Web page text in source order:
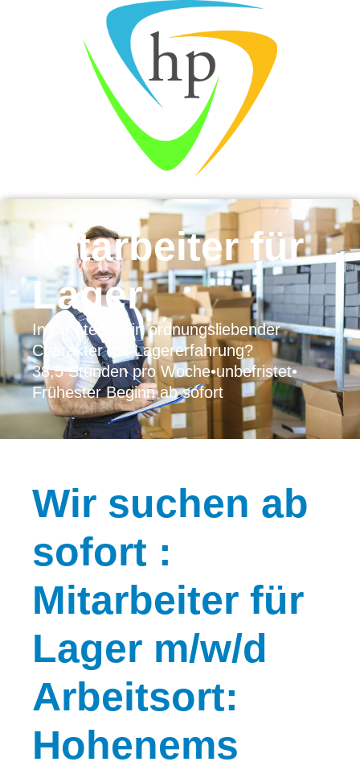
Mitarbeiter für
Lager
In Dir steckt ein ordnungsliebender
Charakter mit Lagererfahrung?
38,5 Stunden pro Woche•unbefristet•
Frühester Beginn ab sofort
Wir suchen ab
sofort :
Mitarbeiter für
Lager m/w/d
Arbeitsort:
Hohenems